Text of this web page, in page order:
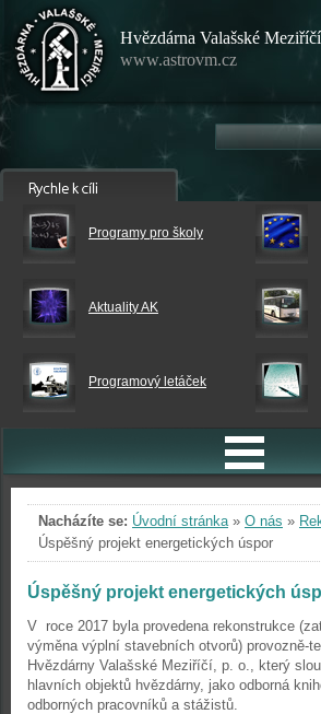
Hvězdárna Valašské Meziříčí
www.astrovm.cz
Programy pro školy
Aktuality AK
Programový letáček
Nacházíte se: Úvodní stránka» O nás »
Úspěšný projekt energetických úspor
Úspěšný projekt energetických
V roce 2017 byla provedena rekonstrukce
výměna výplní stavebních otvorů) provozně-
Hvězdárny Valašské Meziříčí, p. o., který
hlavních objektů hvězdárny, jako odborná
odborných pracovníků a stážistů.